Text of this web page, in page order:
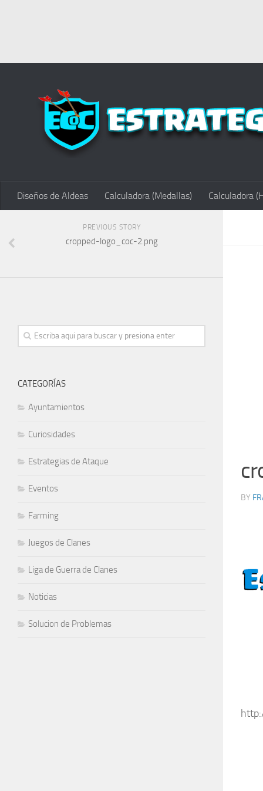
Diseños de Aldeas Calculadora (Medallas) Calculadora
BY
PREVIOUS STORY
cropped-logo_coc-2.png
CATEGORÍAS
Ayuntamientos
Curiosidades
Estrategias de Ataque
Eventos
Farming
Juegos de Clanes
Liga de Guerra de Clanes
Noticias
Solucion de Problemas